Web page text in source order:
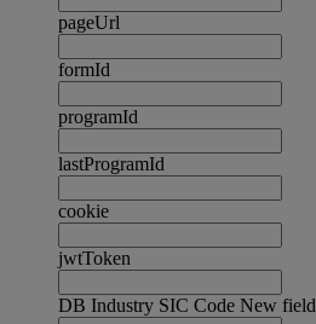
pageUrl
formId
programId
lastProgramId
cookie
jwtToken
DB Industry SIC Code New field